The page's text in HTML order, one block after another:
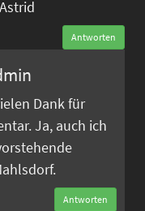
Antworten
Dank für
Ja, auch ich
Antworten